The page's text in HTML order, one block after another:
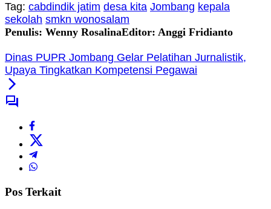
Tag: cabdindik jatim desa kita Jombang kepala
sekolah smkn wonosalam
Penulis: Wenny RosalinaEditor: Anggi Fridianto
Dinas PUPR Jombang Gelar Pelatihan Jurnalistik,
Upaya Tingkatkan Kompetensi Pegawai
Pos Terkait